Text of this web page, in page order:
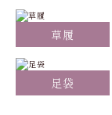
草履
足袋